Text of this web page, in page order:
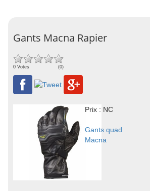
Gants Macna Rapier
0 Votes (0)
Prix : NC
Gants quad
Macna